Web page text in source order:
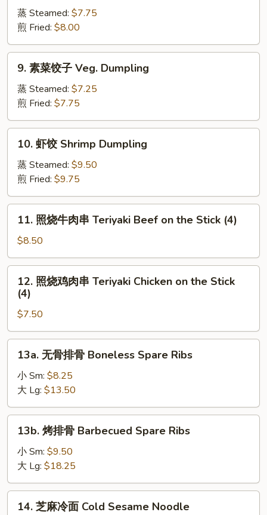
Fried
Crabmeat
Wonton
(6)
子
Pork
Dumpling
蒸 Steamed: $7.75
煎 Fried: $8.00
9.
子
Veg.
Dumpling
9. 素菜饺子 Veg. Dumpling
蒸 Steamed: $7.25
煎 Fried: $7.75
10.
Shrimp
Dumpling
10. 虾饺 Shrimp Dumpling
蒸 Steamed: $9.50
煎 Fried: $9.75
11.
牛
肉
Teriyaki
Beef
the
Stick
11. 照烧牛肉串 Teriyaki Beef on the Stick (4)
$8.50
12.
肉
串
Teriyaki
Chicken
Stick
(4)
12. 照烧鸡肉串 Teriyaki Chicken on the Stick
(4)
$7.50
13a.
骨
Boneless
Spare
Ribs
13a. 无骨排骨 Boneless Spare Ribs
小 Sm: $8.25
大 Lg: $13.50
13b.
Barbecued
Spare
Ribs
13b. 烤排骨 Barbecued Spare Ribs
小 Sm: $9.50
大 Lg: $18.25
14.
14. 芝麻冷面 Cold Sesame Noodle